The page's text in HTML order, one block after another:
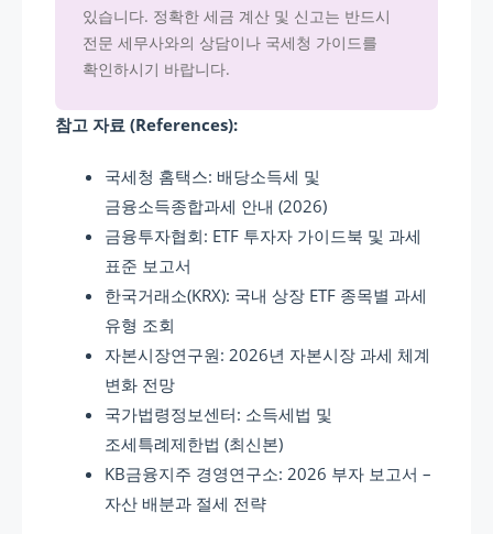
있습니다. 정확한 세금 계산 및 신고는 반드시
전문 세무사와의 상담이나 국세청 가이드를
확인하시기 바랍니다.
참고 자료 (References):
국세청 홈택스: 배당소득세 및
금융소득종합과세 안내 (2026)
금융투자협회: ETF 투자자 가이드북 및 과세
표준 보고서
한국거래소(KRX): 국내 상장 ETF 종목별 과세
유형 조회
자본시장연구원: 2026년 자본시장 과세 체계
변화 전망
국가법령정보센터: 소득세법 및
조세특례제한법 (최신본)
KB금융지주 경영연구소: 2026 부자 보고서 –
자산 배분과 절세 전략